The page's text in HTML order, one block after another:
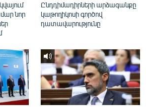
նոր
Ընդդիմադիրների արձագանքը
կաթողիկոսի գործով
դատավարությունը